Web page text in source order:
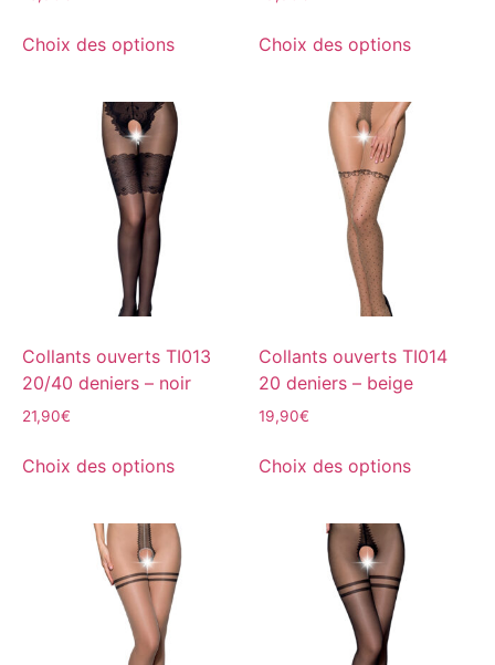
Choix des options Choix des options
Collants ouverts TI013
20/40 deniers – noir
21,90€
Choix des options
Collants ouverts TI014
20 deniers – beige
19,90€
Choix des options